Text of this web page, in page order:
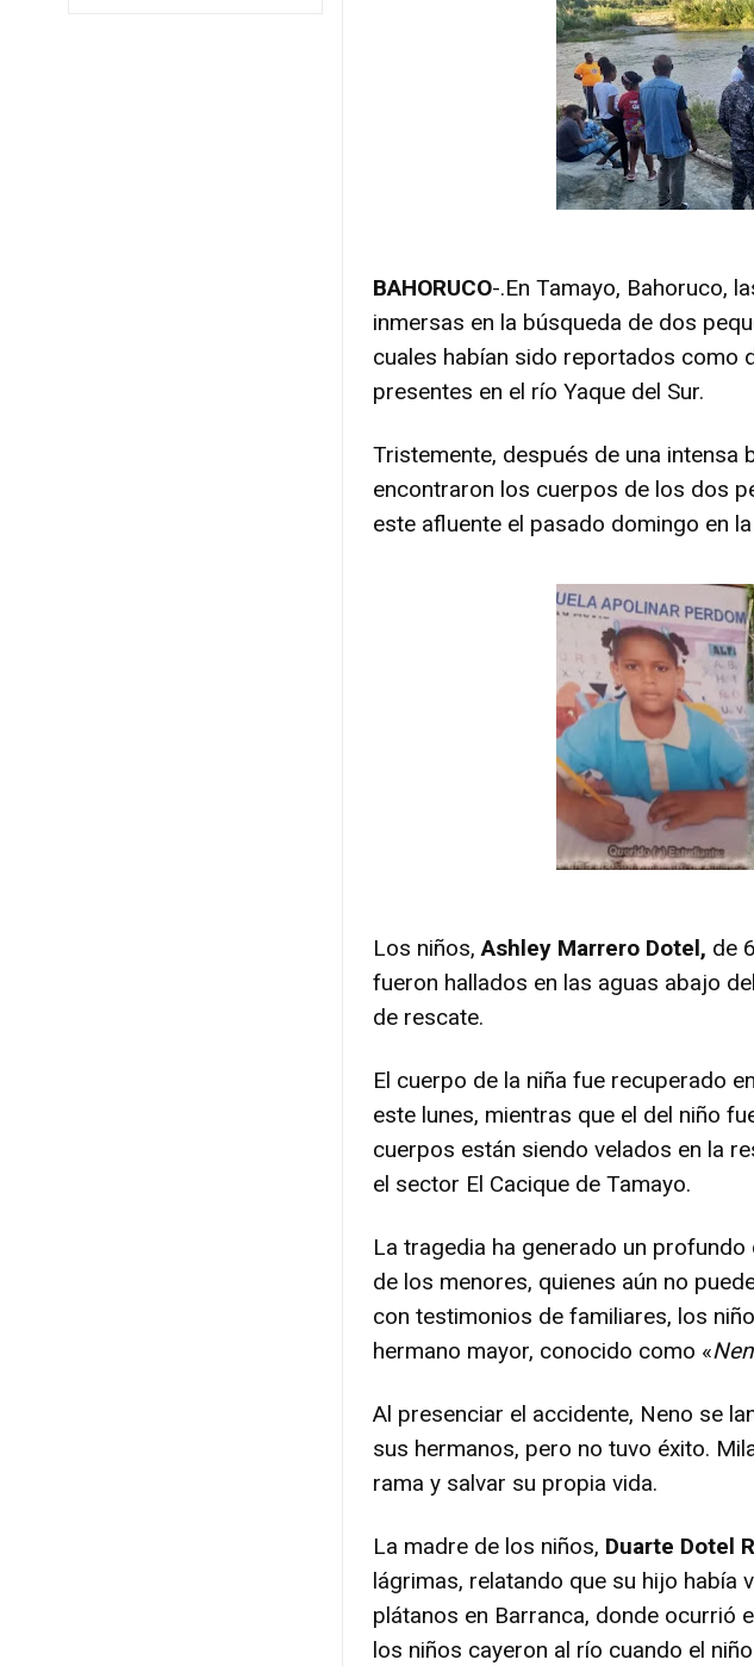
BAHORUCO-.En Tamayo, Bahoruco,
inmersas en la búsqueda de dos
cuales habían sido reportados como
presentes en el río Yaque del Sur.
Tristemente, después de una
encontraron los cuerpos de los dos
este afluente el pasado domingo en
Los niños,Ashley Marrero Dotel, de
fueron hallados en las aguas abajo
de rescate.
El cuerpo de la niña fue recuperado
este lunes, mientras que el del niño
cuerpos están siendo velados en la
el sector El Cacique de Tamayo.
La tragedia ha generado un
de los menores, quienes aún no
con testimonios de familiares, los
hermano mayor, conocido como «
Al presenciar el accidente, Neno se
sus hermanos, pero no tuvo éxito.
rama y salvar su propia vida.
La madre de los niños, Duarte Dotel
lágrimas, relatando que su hijo había
plátanos en Barranca, donde ocurrió
los niños cayeron al río cuando el